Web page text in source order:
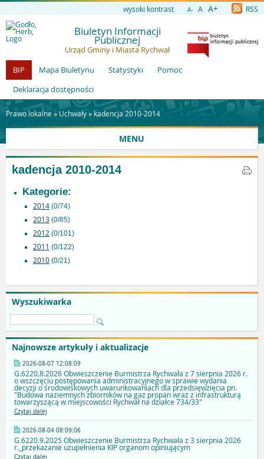
wysoki kontrast A- A A+ RSS
Biuletyn Informacji
Publicznej
Urząd Gminy i Miasta Rychwał
BIP
Mapa Biuletynu Statystyki
Pomoc
Deklaracja dostępności
Prawo lokalne » Uchwały» kadencja 2010-2014
MENU
Wyszukiwarka
Najnowsze artykuły i aktualizacje
2026-08-07 12:08:09
G.6220.8.2026 Obwieszczenie Burmistrza Rychwała z 7 sierpnia 2026 r.
o wszczęciu postępowania administracyjnego w sprawie wydania
decyzji o środowiskowych uwarunkowaniach dla przedsięwzięcia pn.
"Budowa naziemnych zbiorników na gaz propan wraz z infrastrukturą
towarzyszącą w miejscowości Rychwał na działce 734/33"
Czytaj dalej
2026-08-04 08:09:06
G.6220.9.2025 Obwieszczenie Burmistrza Rychwała z 3 sierpnia 2026
r._przekazanie uzupełnienia KIP organom opiniującym
Czytaj dalej
kadencja 2010-2014
Kategorie:
2014 (0/74)
2013 (0/85)
2012 (0/101)
2011 (0/122)
2010 (0/21)